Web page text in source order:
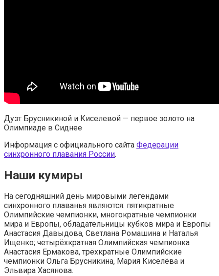
Дуэт Брусникиной и Киселевой — первое золото на
Олимпиаде в Сиднее
Информация с официального сайта Федерации
синхронного плавания России.
Наши кумиры
На сегодняшний день мировыми легендами
синхронного плаванья являются: пятикратные
Олимпийские чемпионки, многократные чемпионки
мира и Европы, обладательницы кубков мира и Европы
Анастасия Давыдова, Светлана Ромашина и Наталья
Ищенко; четырёхкратная Олимпийская чемпионка
Анастасия Ермакова, трёхкратные Олимпийские
чемпионки Ольга Брусникина, Мария Киселёва и
Эльвира Хасянова.